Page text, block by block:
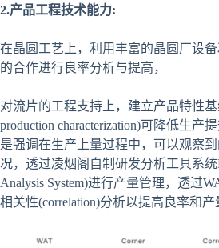
2.产品工程技术能力:
在晶圆工艺上，利用丰富的晶圆厂设
的合作进行良率分析与提高，
对流片的工程支持上，建立产品特性基
production characterization)可降低生产
是强调在生产上量过程中，可以观察
况，透过凌烟阁自制研发分析工具系统
Analysis System)进行产量管理，透过
相关性(correlation)分析以提高良率和产